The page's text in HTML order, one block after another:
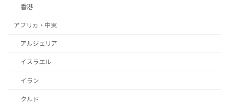
香港
アフリカ・中東
アルジェリア
イスラエル
イラン
クルド